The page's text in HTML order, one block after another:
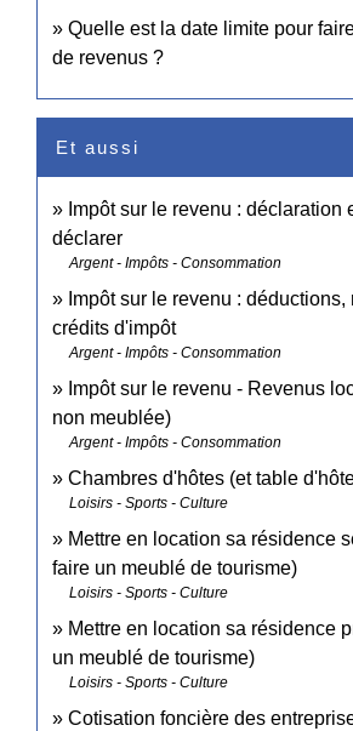
Quelle est la date limite pour
de revenus ?
Et aussi
Impôt sur le revenu : déclaration
déclarer
Argent - Impôts - Consommation
Impôt sur le revenu :
crédits d'impôt
Argent - Impôts - Consommation
Impôt sur le revenu - Revenus
non meublée)
Argent - Impôts - Consommation
Chambres d'hôtes (et table
Loisirs - Sports - Culture
Mettre en location sa résidence
faire un meublé de tourisme)
Loisirs - Sports - Culture
Mettre en location sa résidence
un meublé de tourisme)
Loisirs - Sports - Culture
Cotisation foncière des